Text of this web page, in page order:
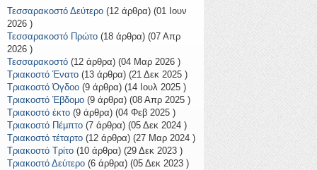
Τεσσαρακοστό Δεύτερο (12 άρθρα) (01 Ιουν
2026 )
Τεσσαρακοστό Πρώτο (18 άρθρα) (07 Απρ
2026 )
Τεσσαρακοστό (12 άρθρα) (04 Μαρ 2026 )
Τριακοστό Ένατο (13 άρθρα) (21 Δεκ 2025 )
Τριακοστό Όγδοο (9 άρθρα) (14 Ιουλ 2025 )
Τριακοστό Έβδομο (9 άρθρα) (08 Απρ 2025 )
Τριακοστό έκτο (9 άρθρα) (04 Φεβ 2025 )
Τριακοστό Πέμπτο (7 άρθρα) (05 Δεκ 2024 )
Τριακοστό τέταρτο (12 άρθρα) (27 Μαρ 2024 )
Τριακοστό Τρίτο (10 άρθρα) (29 Δεκ 2023 )
Τριακοστό Δεύτερο (6 άρθρα) (05 Δεκ 2023 )